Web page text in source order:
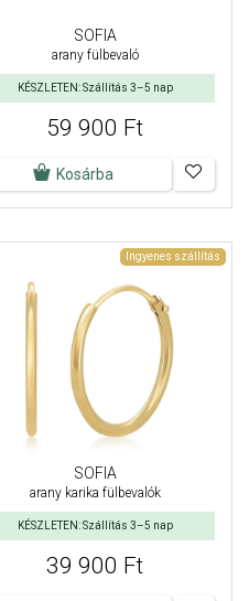
SOFIA
arany fülbevaló
KÉSZLETEN: Szállítás 3–5 nap
59 900 Ft
Kosárba
Ingyenes szállítás
SOFIA
arany karika fülbevalók
KÉSZLETEN: Szállítás 3–5 nap
39 900 Ft